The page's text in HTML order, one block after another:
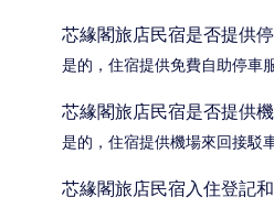
芯緣閣旅店民宿是否提供
是的，住宿提供免費自助停車服
芯緣閣旅店民宿是否提供
是的，住宿提供機場來回接駁
芯緣閣旅店民宿入住登記